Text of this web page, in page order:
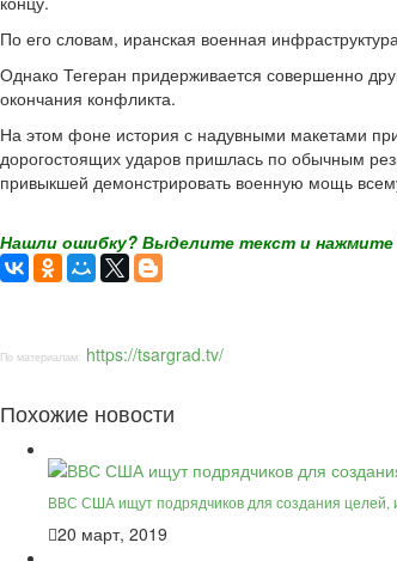
По его словам, иранская военная
Однако Тегеран придерживается совершенно
окончания конфликта.
На этом фоне история с надувными макетами
дорогостоящих ударов пришлась по обычным
привыкшей демонстрировать военную мощь
Нашли ошибку? Выделите текст и
По материалам: https://tsargrad.tv/
Похожие новости
ВВС США ищут подрядчиков для создания
20 март, 2019